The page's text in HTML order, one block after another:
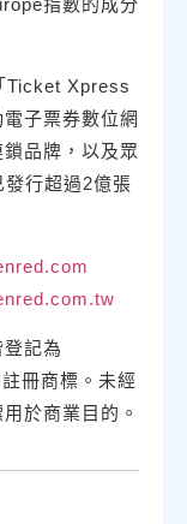
Ticket Xpress
子票券數位網
品牌，以及眾
行超過2億張
記為
冊商標。未經
於商業目的。